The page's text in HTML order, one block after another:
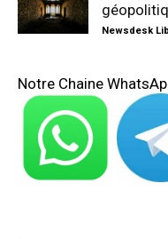
Newsdesk
Notre Chaine